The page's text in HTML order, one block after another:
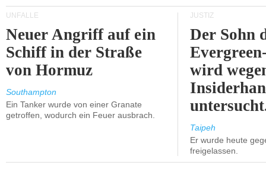
UNFÄLLE
Neuer Angriff auf ein
Schiff in der Straße
von Hormuz
Southampton
Ein Tanker wurde von einer Granate
getroffen, wodurch ein Feuer ausbrach.
JUSTIZ
Der Sohn
wird
Taipeh
Er wurde heute
freigelassen.